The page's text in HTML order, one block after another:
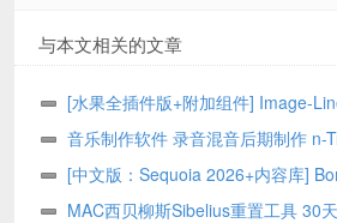
与本文相关的文章
[水果全插件版+附加组件] Image-
v26.1 (All Plugins Edition + Addons)
音乐制作软件 录音混音后期制作
WIN MAC
[中文版：Sequoia 2026+内容库]
R2R [WiN]（597.9MB+3.76GB）
MAC西贝柳斯Sibelius重置工具 30